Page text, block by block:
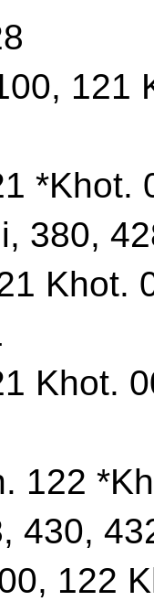
121
*Khot.
380,
Khot.
Khot.
122
430,
122